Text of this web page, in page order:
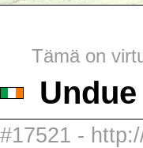
Tämä on
#17521 -